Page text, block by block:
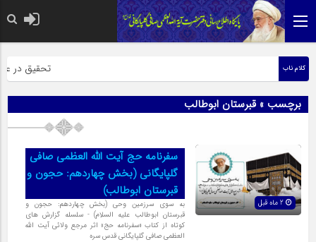
کلام ناب تحقیق در
برچسب » قبرستان ابوطالب
سفرنامه حج آیت الله العظمی صافی
گلپایگانی (بخش چهاردهم: حجون و
قبرستان ابوطالب)
به سوی سرزمین وحی (بخش چهاردهم: حجون و
قبرستان ابوطالب علیه السلام) - سلسله گزارش های
کوتاه از کتاب «سفرنامه حج» اثر مرجع ولائی آیت الله
العظمی صافی گلپایگانی قدس سره